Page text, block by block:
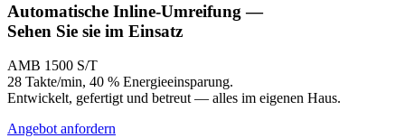
Automatische Inline-Umreifung —
Sehen Sie sie im Einsatz
AMB 1500 S/T
28 Takte/min, 40 % Energieeinsparung.
Entwickelt, gefertigt und betreut — alles im eigenen Haus.
Angebot anfordern